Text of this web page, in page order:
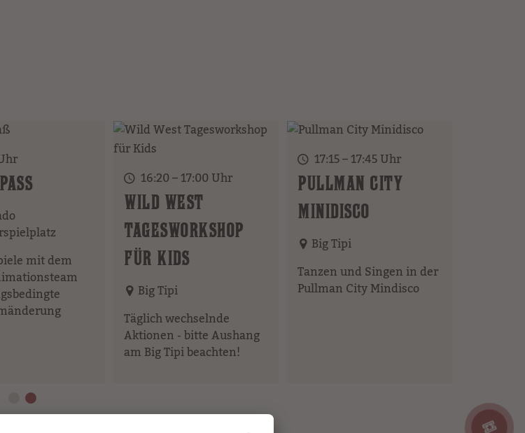
mit dem
16:20 – 17:00 Uhr
WILD WEST
TAGESWORKSHOP
FÜR KIDS
Big Tipi
Täglich wechselnde
Aktionen - bitte Aushang
am Big Tipi beachten!
17:15 – 17:45 Uhr
PULLMAN CITY
MINIDISCO
Big Tipi
Tanzen und Singen in der
Pullman City Mindisco